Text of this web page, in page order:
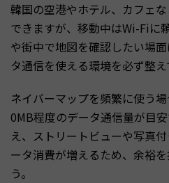
韓国の空港やホテル、カフェ
できますが、移動中はWi-Fiに
や街中で地図を確認したい場
タ通信を使える環境を必ず整え
ネイバーマップを頻繁に使う
0MB程度のデータ通信量が目
え、ストリートビューや写真
ータ消費が増えるため、余裕
う。